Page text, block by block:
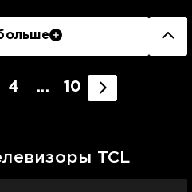
4 ... 10
TCL